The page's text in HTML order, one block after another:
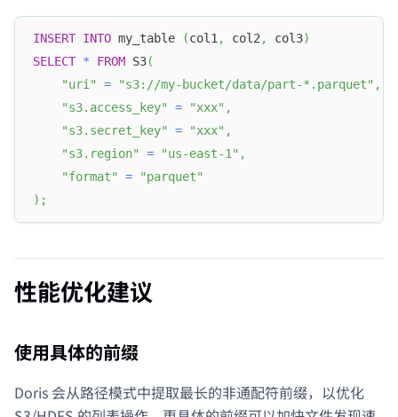
INSERT INTO my_table (col1, col2, col3)
SELECT * FROM S3(
"uri"
= "s3://my-bucket/data/part-*.parquet" ,
"s3.access_key"
= "xxx" ,
"s3.secret_key"
= "xxx" ,
"s3.region"
= "us-east-1" ,
"format"
=
"parquet"
) ;
性能优化建议
使用具体的前缀
Doris 会从路径模式中提取最长的非通配符前缀，以优化